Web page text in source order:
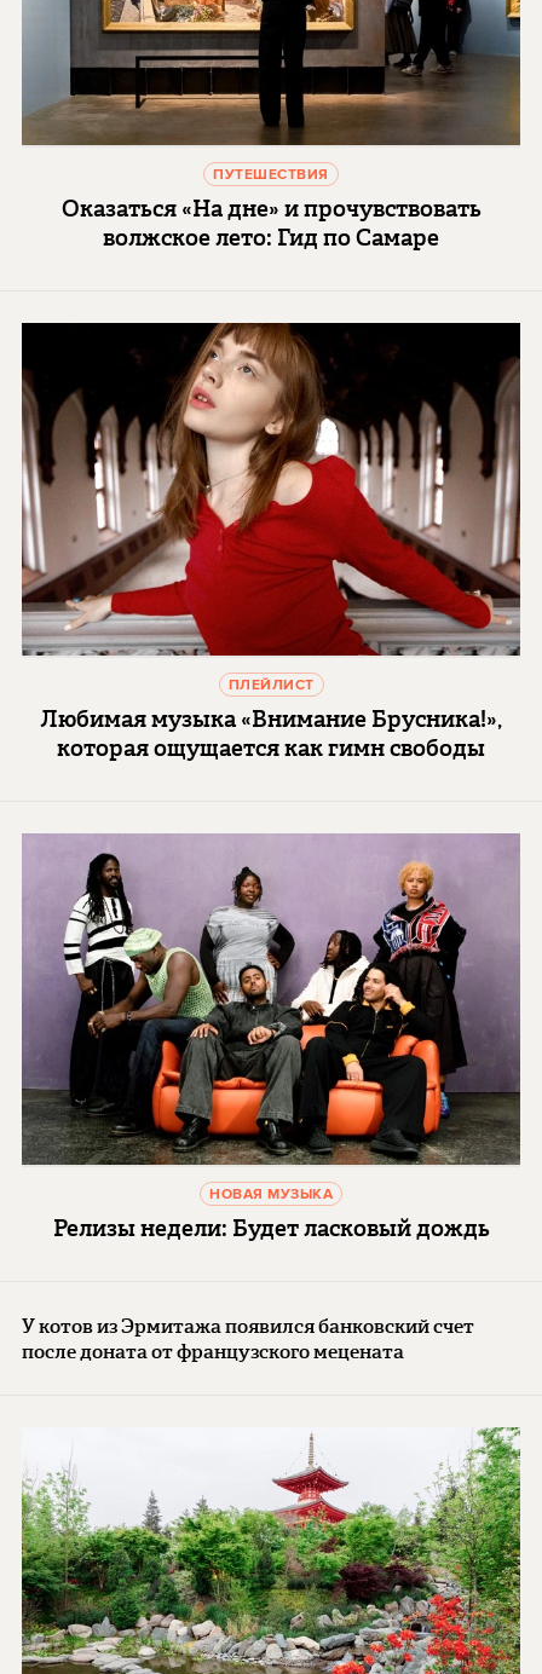
ПУТЕШЕСТВИЯ
Оказаться «На дне» и прочувствовать
волжское лето: Гид по Самаре
ПЛЕЙЛИСТ
Любимая музыка «Внимание Брусника!»,
которая ощущается как гимн свободы
НОВАЯ МУЗЫКА
Релизы недели: Будет ласковый дождь
У котов из Эрмитажа появился банковский счет
после доната от французского мецената